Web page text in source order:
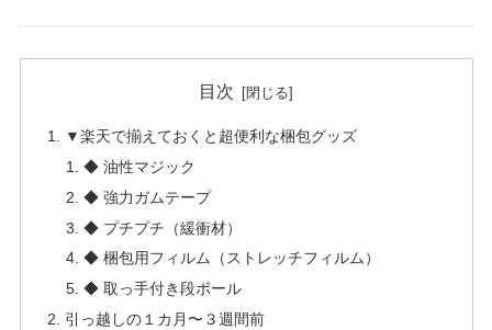
目次
▼楽天で揃えておくと超便利な梱包グッズ
◆ 油性マジック
◆ 強力ガムテープ
◆ プチプチ（緩衝材）
◆ 梱包用フィルム（ストレッチフィルム）
◆ 取っ手付き段ボール
引っ越しの１カ月〜３週間前